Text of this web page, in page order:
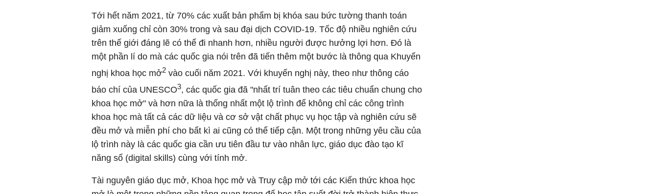
Tới hết năm 2021, từ 70% các xuất bản phẩm bị khóa sau bức tường thanh toán
giảm xuống chỉ còn 30% trong và sau đại dịch COVID-19. Tốc độ nhiều nghiên cứu
trên thế giới đáng lẽ có thể đi nhanh hơn, nhiều người được hưởng lợi hơn. Đó là
một phần lí do mà các quốc gia nói trên đã tiến thêm một bước là thông qua Khuyến
nghị khoa học mở2 vào cuối năm 2021. Với khuyến nghị này, theo như thông cáo
báo chí của UNESCO3, các quốc gia đã "nhất trí tuân theo các tiêu chuẩn chung cho
khoa học mở" và hơn nữa là thống nhất một lộ trình để không chỉ các công trình
khoa học mà tất cả các dữ liệu và cơ sở vật chất phục vụ học tập và nghiên cứu sẽ
đều mở và miễn phí cho bất kì ai cũng có thể tiếp cận. Một trong những yêu cầu của
lộ trình này là các quốc gia cần ưu tiên đầu tư vào nhân lực, giáo dục đào tạo kĩ
năng số (digital skills) cùng với tính mở.
Tài nguyên giáo dục mở, Khoa học mở và Truy cập mở tới các Kiến thức khoa học